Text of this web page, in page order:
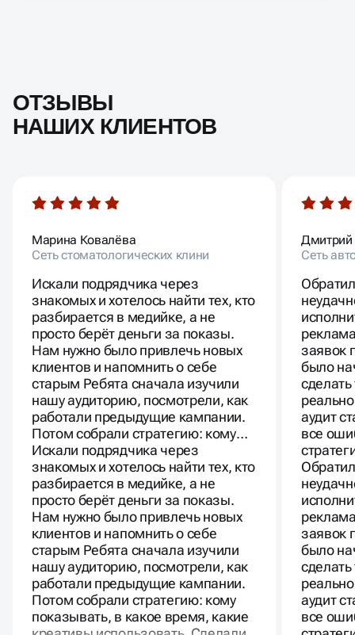
ОТЗЫВЫ
НАШИХ КЛИЕНТОВ
Марина Ковалёва
Сеть стоматологических клини
Искали подрядчика через
знакомых и хотелось найти тех, кто
разбирается в медийке, а не
просто берёт деньги за показы.
Нам нужно было привлечь новых
клиентов и напомнить о себе
старым Ребята сначала изучили
нашу аудиторию, посмотрели, как
работали предыдущие кампании.
Потом собрали стратегию: кому…
Искали подрядчика через
знакомых и хотелось найти тех, кто
разбирается в медийке, а не
просто берёт деньги за показы.
Нам нужно было привлечь новых
клиентов и напомнить о себе
старым Ребята сначала изучили
нашу аудиторию, посмотрели, как
работали предыдущие кампании.
Потом собрали стратегию: кому
показывать, в какое время, какие
Дмитрий
Сеть
заявок
было
аудит
все
заявок
было
аудит
все